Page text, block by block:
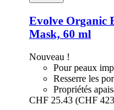
Evolve Organic
Mask, 60 ml
Nouveau !
Pour peaux
Resserre les
Propriétés
CHF 25.43 (CHF